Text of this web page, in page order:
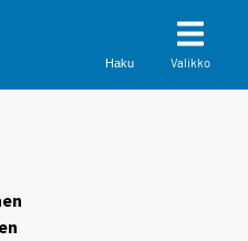
Haku Valikko